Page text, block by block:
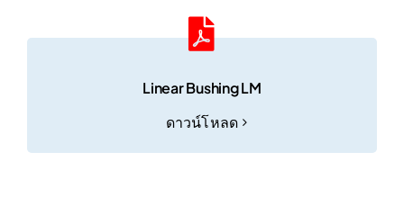
Linear Bushing LM
ดาวน์โหลด